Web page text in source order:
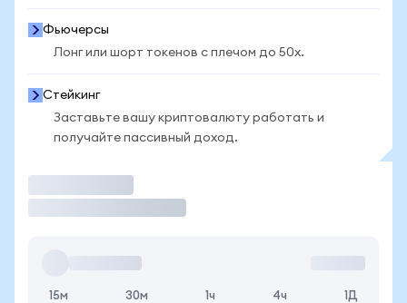
Фьючерсы
Лонг или шорт токенов с плечом до 50x.
Стейкинг
Заставьте вашу криптовалюту работать и
получайте пассивный доход.
15м 30м 1ч 4ч 1Д